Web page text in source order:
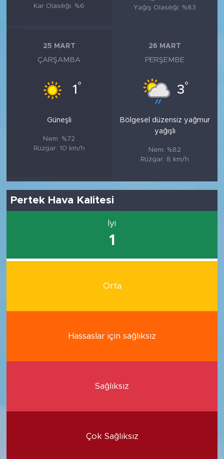
Kar Olasılığı: %6
Yağış Olasılığı: %83
25 MART
ÇARŞAMBA
1 °
Güneşli
Nem: %72
Rüzgar: 10 km/h
26 MART
PERŞEMBE
3°
Bölgesel düzensiz yağmur
yağışlı
Nem: %82
Rüzgar: 8 km/h
Pertek Hava Kalitesi
İyi
1
Orta
Hassaslar için sağlıksız
Sağlıksız
Çok Sağlıksız